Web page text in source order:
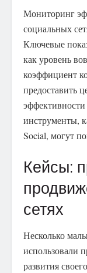
Мониторинг
социальных
Ключевые
как уровень
коэффициент
предоставить
инструменты,
Social, могут
Кейсы:
сетях
Несколько
использовали
развития